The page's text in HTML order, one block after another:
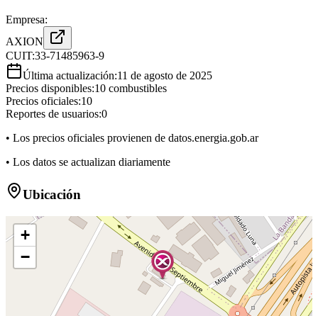
Empresa:
AXION
CUIT:33-71485963-9
Última actualización:11 de agosto de 2025
Precios disponibles:10 combustibles
Precios oficiales:10
Reportes de usuarios:0
• Los precios oficiales provienen de datos.energia.gob.ar
• Los datos se actualizan diariamente
Ubicación
+
−